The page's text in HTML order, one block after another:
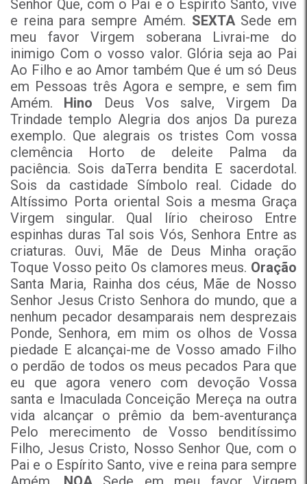
Senhor Que, com o Pai e o Espírito Santo, vive
e reina para sempre Amém. SEXTASede em
meu favor Virgem soberana Livrai-me do
inimigo Com o vosso valor. Glória seja ao Pai
Ao Filho e ao Amor também Que é um só Deus
em Pessoas três Agora e sempre, e sem fim
Amém. Hino Deus Vos salve, Virgem Da
Trindade templo Alegria dos anjos Da pureza
exemplo. Que alegrais os tristes Com vossa
clemência Horto de deleite Palma da
paciência. Sois daTerra bendita E sacerdotal.
Sois da castidade Símbolo real. Cidade do
Altíssimo Porta oriental Sois a mesma Graça
Virgem singular. Qual lírio cheiroso Entre
espinhas duras Tal sois Vós, Senhora Entre as
criaturas. Ouvi, Mãe de Deus Minha oração
Toque Vosso peito Os clamores meus. Oração
Santa Maria, Rainha dos céus, Mãe de Nosso
Senhor Jesus Cristo Senhora do mundo, que a
nenhum pecador desamparais nem desprezais
Ponde, Senhora, em mim os olhos de Vossa
piedade E alcançai-me de Vosso amado Filho
o perdão de todos os meus pecados Para que
eu que agora venero com devoção Vossa
santa e Imaculada Conceição Mereça na outra
vida alcançar o prêmio da bem-aventurança
Pelo merecimento de Vosso benditíssimo
Filho, Jesus Cristo, Nosso Senhor Que, com o
Pai e o Espírito Santo, vive e reina para sempre